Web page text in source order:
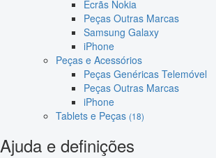
Ecrãs Nokia
Peças Outras Marcas
Samsung Galaxy
iPhone
Peças e Acessórios
Peças Genéricas Telemóvel
Peças Outras Marcas
iPhone
Tablets e Peças (18)
Ajuda e definições